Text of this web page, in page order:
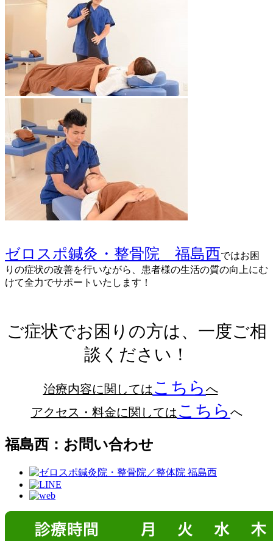
ゼロスポ鍼灸・整骨院 福島西ではお困
りの症状の改善を行いながら、患者様の生活の質の向上にむ
けて全力でサポートいたします！
ご症状でお困りの方は、一度ご相
談ください！
治療内容に関しては こちら へ
アクセス・料金に関しては こちら へ
福島西：お問い合わせ